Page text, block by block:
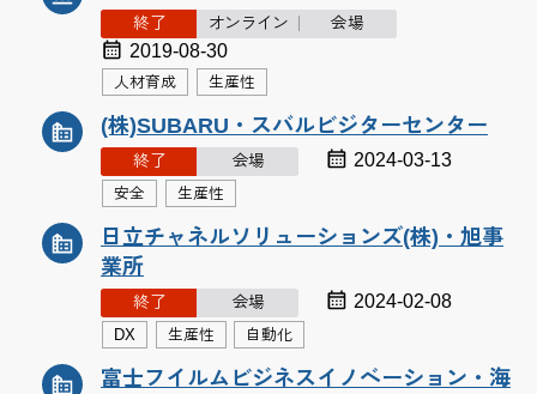
終了 オンライン 会場
2019-08-30
人材育成 生産性
(株)SUBARU・スバルビジターセンター
終了 会場 2024-03-13
安全 生産性
日立チャネルソリューションズ(株)・旭事
業所
終了 会場 2024-02-08
DX 生産性 自動化
富士フイルムビジネスイノベーション・海